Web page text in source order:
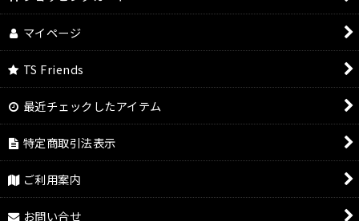
マイページ
TS Friends
最近チェックしたアイテム
特定商取引法表示
ご利用案内
お問い合せ